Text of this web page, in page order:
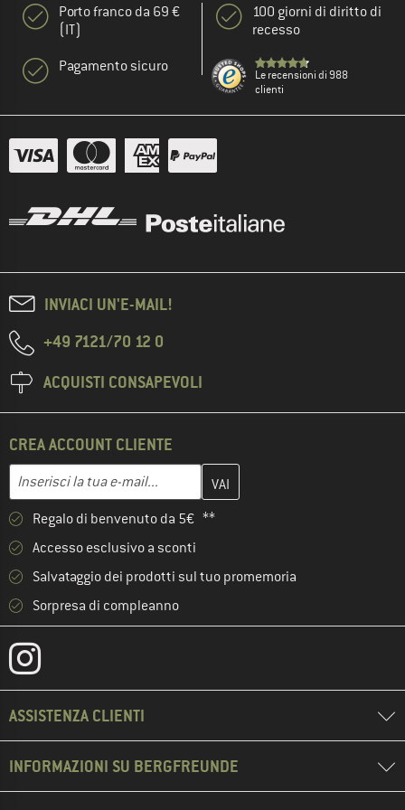
Porto franco da 69 €
(IT)
Pagamento sicuro
100 giorni di diritto di
recesso
Le recensioni di 988
clienti
INVIACI UN'E-MAIL!
+49 7121/70 12 0
ACQUISTI CONSAPEVOLI
CREA ACCOUNT CLIENTE
Inserisci la tua e-mail...
Inserisci qui il tuo indirizzo e-mail e crea il tuo account cliente
Regalo di benvenuto da 5€ **
Accesso esclusivo a sconti
Salvataggio dei prodotti sul tuo promemoria
Sorpresa di compleanno
ASSISTENZA CLIENTI
INFORMAZIONI SU BERGFREUNDE